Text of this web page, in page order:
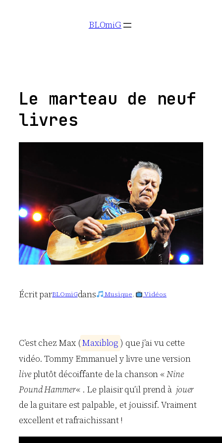
BLOmiG
Le marteau de neuf
livres
Écrit parBLOmiGdans Musique, Vidéos
C’est chez Max (Maxiblog ) que j’ai vu cette
vidéo. Tommy Emmanuel y livre une version
liveplutôt décoiffante de la chanson «Nine
Pound Hammer« . Le plaisir qu’il prend à jouer
de la guitare est palpable, et jouissif. Vraiment
excellent et rafraichissant !